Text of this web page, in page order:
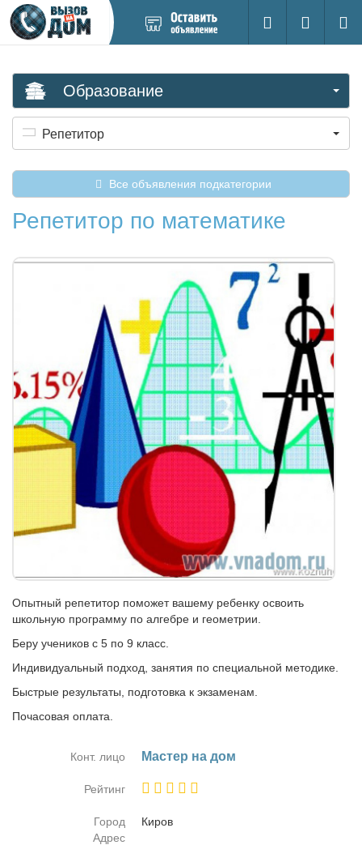
новое
Поиск
Вход на
Образование
Репетитор
Все объявления подкатегории
Репетитор по математике
Опытный репетитор поможет вашему ребенку освоить
школьную программу по алгебре и геометрии.
Беру учеников с 5 по 9 класс.
Индивидуальный подход, занятия по специальной методике.
Быстрые результаты, подготовка к экзаменам.
Почасовая оплата.
Конт. лицо Ма­стер на дом
Рейтинг
Город
Ки­ров
Адрес